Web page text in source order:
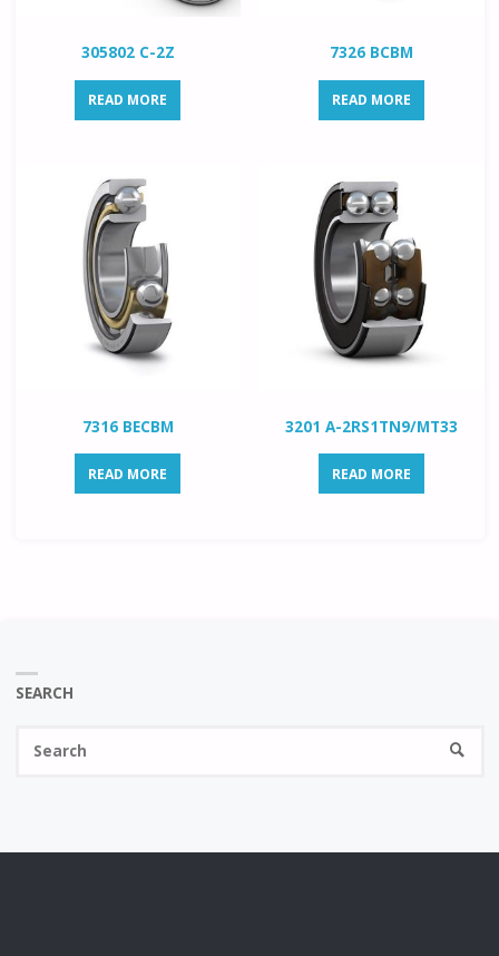
305802 C-2Z
READ MORE
7326 BCBM
READ MORE
7316 BECBM
READ MORE
3201 A-2RS1TN9/MT33
READ MORE
SEARCH